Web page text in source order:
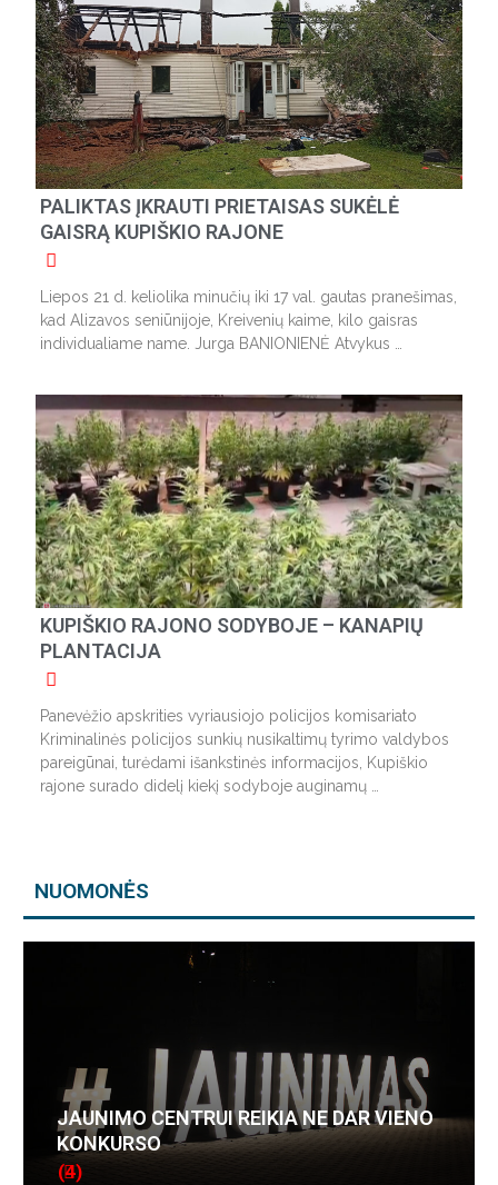
PALIKTAS ĮKRAUTI PRIETAISAS SUKĖLĖ
GAISRĄ KUPIŠKIO RAJONE
Liepos 21 d. keliolika minučių iki 17 val. gautas pranešimas,
kad Alizavos seniūnijoje, Kreivenių kaime, kilo gaisras
individualiame name. Jurga BANIONIENĖ Atvykus …
KUPIŠKIO RAJONO SODYBOJE – KANAPIŲ
PLANTACIJA
Panevėžio apskrities vyriausiojo policijos komisariato
Kriminalinės policijos sunkių nusikaltimų tyrimo valdybos
pareigūnai, turėdami išankstinės informacijos, Kupiškio
rajone surado didelį kiekį sodyboje auginamų …
NUOMONĖS
JAUNIMO CENTRUI REIKIA NE DAR VIENO
KONKURSO
(4)